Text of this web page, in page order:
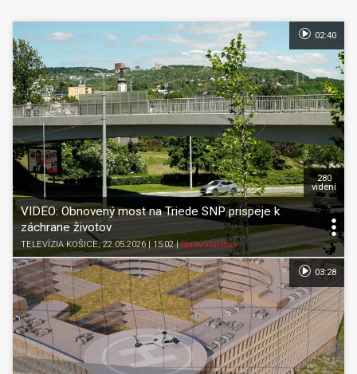
VIDEO: Obnovený most na Triede SNP prispeje k
záchrane životov
TELEVÍZIA KOŠICE, 22.05.2026 | 15:02|Spravodajstvo
280
videní
02:40
03:28